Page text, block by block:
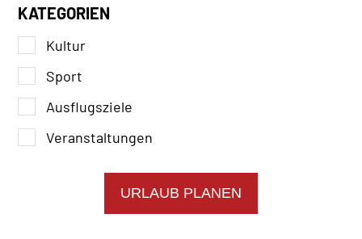
KATEGORIEN
Kultur
Sport
Ausflugsziele
Veranstaltungen